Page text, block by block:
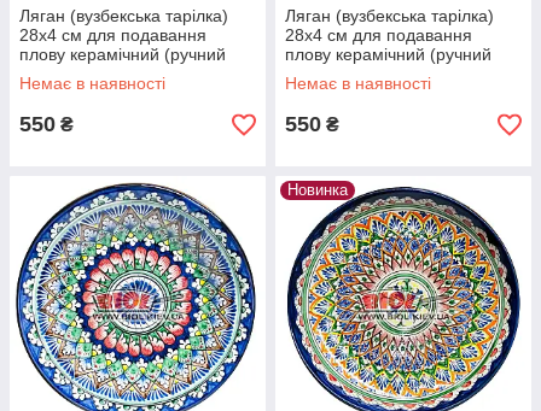
Ляган (вузбекська тарілка)
28х4 см для подавання
плову керамічний (ручний
розпис) (варіант 7)
Немає в наявності
550 ₴
Ляган (вузбекська тарілка)
28х4 см для подавання
плову керамічний (ручний
розпис) (варіант 8)
Немає в наявності
550 ₴
Новинка